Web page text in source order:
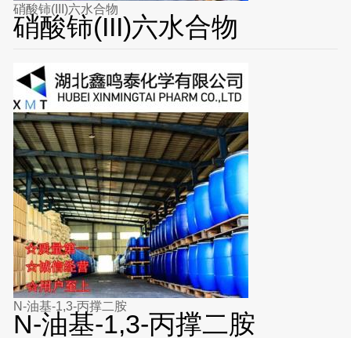
硝酸铈(III)六水合物
硝酸铈(III)六水合物
N-油基-1,3-丙撑二胺
N-油基-1,3-丙撑二胺